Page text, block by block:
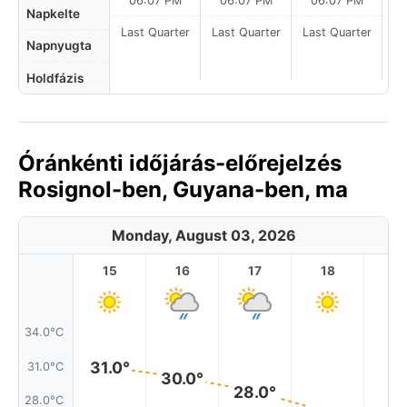
Napkelte
Napnyugta
Holdfázis
Last Quarter Last Quarter Last Quarter
Óránkénti időjárás-előrejelzés
Rosignol-ben, Guyana-ben, ma
Monday, August 03, 2026
34.0°C
31.0°C
28.0°C
15
31.0°
16
30.0°
17
28.0°
18